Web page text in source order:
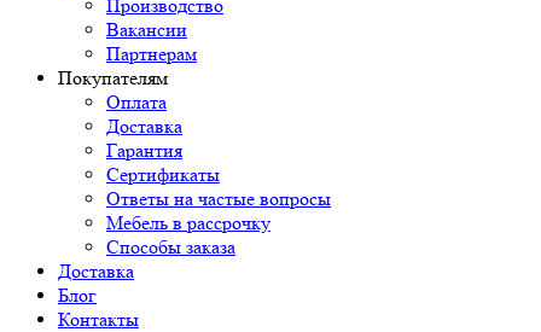
Производство
Вакансии
Партнерам
Покупателям
Оплата
Доставка
Гарантия
Сертификаты
Ответы на частые вопросы
Мебель в рассрочку
Способы заказа
Доставка
Блог
Контакты